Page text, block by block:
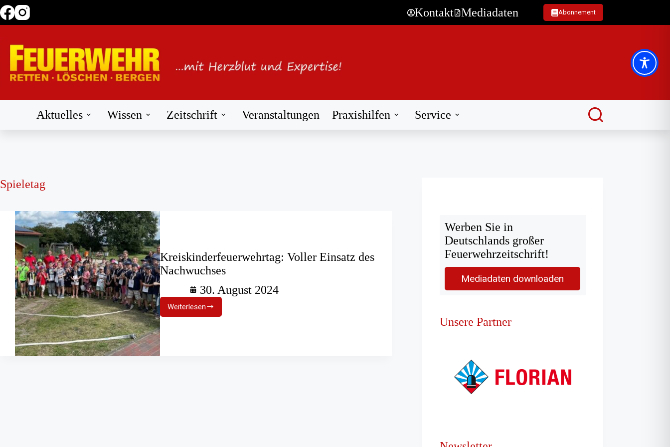
Zum
Inhalt
Kontakt Mediadaten Abonnement
Aktuelles Wissen Zeitschrift Veranstaltungen Praxishilfen Service
Spieletag
Kreiskinderfeuerwehrtag: Voller Einsatz des
Nachwuchses
30. August 2024
WeiterlesenKreiskinderfeuerwehrtag:
Voller
Werben Sie in
Deutschlands großer
Feuerwehrzeitschrift!
Mediadaten downloaden
Unsere Partner